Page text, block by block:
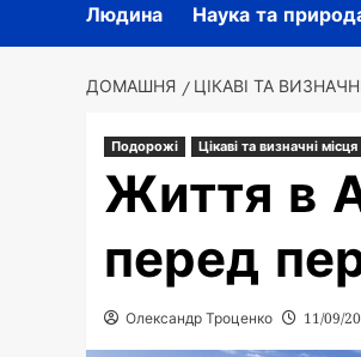
Людина Наука та
ДОМАШНЯ ЦІКАВІ ТА
Подорожі Цікаві та визначні місця
Життя в
перед
Олександр Троценко 11/09/